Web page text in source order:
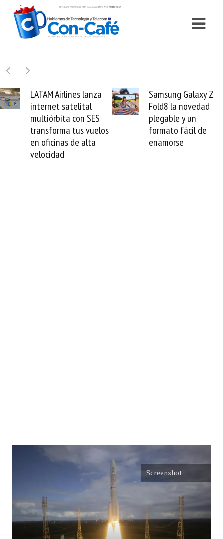
Samsung Galaxy Z
Fold8 la novedad
plegable y un
formato fácil de
enamorse
Cashea
millones de
valida el
venezolano
mundo
Screenshot